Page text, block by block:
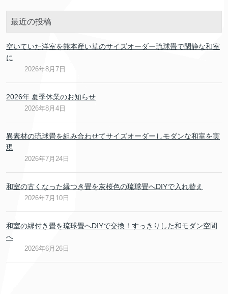
最近の投稿
空いていた洋室を熊本産い草のサイズオーダー琉球畳で閑静な和室
に
2026年8月7日
2026年 夏季休業のお知らせ
2026年8月4日
異素材の琉球畳を組み合わせてサイズオーダーしモダンな和室を実
現
2026年7月24日
和室の古くなった縁つき畳を灰桜色の琉球畳へDIYで入れ替え
2026年7月10日
和室の縁付き畳を琉球畳へDIYで交換！すっきりした和モダン空間
へ
2026年6月26日